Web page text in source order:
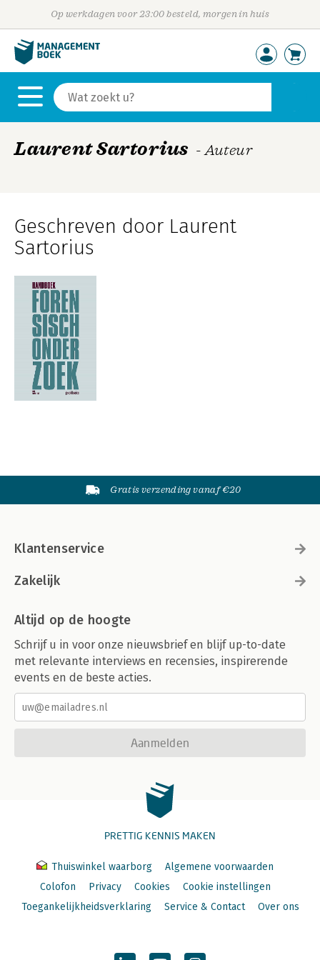
Op werkdagen voor 23:00 besteld, morgen in huis
Laurent Sartorius - Auteur
Geschreven door Laurent
Sartorius
Gratis verzending vanaf €20
Klantenservice
Zakelijk
Altijd op de hoogte
Schrijf u in voor onze nieuwsbrief en blijf up-to-date
met relevante interviews en recensies, inspirerende
events en de beste acties.
Aanmelden
PRETTIG KENNIS MAKEN
Thuiswinkel waarborg
Algemene voorwaarden
Colofon
Privacy Cookies
Cookie instellingen
Toegankelijkheidsverklaring
Service & Contact Over ons